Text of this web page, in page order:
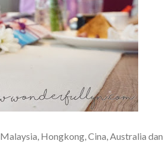
Malaysia, Hongkong, Cina, Australia dan